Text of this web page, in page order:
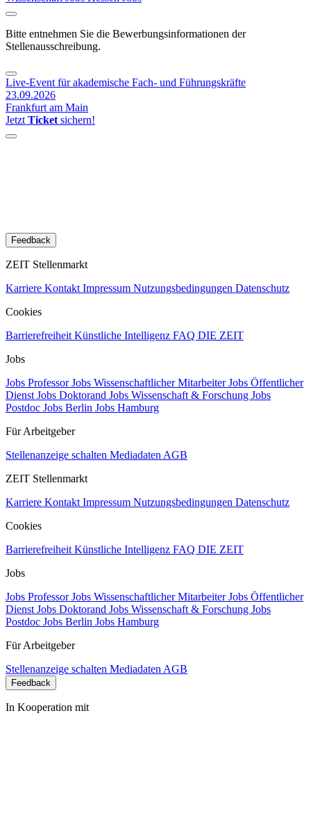
Bitte entnehmen Sie die Bewerbungsinformationen der
Stellenausschreibung.
Live-Event für akademische Fach- und Führungskräfte
23.09.2026
Frankfurt am Main
Jetzt Ticket sichern!
Feedback
ZEIT Stellenmarkt
Karriere Kontakt Impressum Nutzungsbedingungen Datenschutz
Cookies
Barrierefreiheit Künstliche Intelligenz FAQ DIE ZEIT
Jobs
Jobs ProfessorJobs Wissenschaftlicher MitarbeiterJobs Öffentlicher
Dienst Jobs Doktorand Jobs Wissenschaft & Forschung Jobs
Postdoc Jobs Berlin Jobs Hamburg
Für Arbeitgeber
Stellenanzeige schalten Mediadaten AGB
ZEIT Stellenmarkt
Karriere Kontakt Impressum Nutzungsbedingungen Datenschutz
Cookies
Barrierefreiheit Künstliche Intelligenz FAQ DIE ZEIT
Jobs
Jobs ProfessorJobs Wissenschaftlicher MitarbeiterJobs Öffentlicher
Dienst Jobs Doktorand Jobs Wissenschaft & Forschung Jobs
Postdoc Jobs Berlin Jobs Hamburg
Für Arbeitgeber
Stellenanzeige schalten Mediadaten AGB
Feedback
In Kooperation mit